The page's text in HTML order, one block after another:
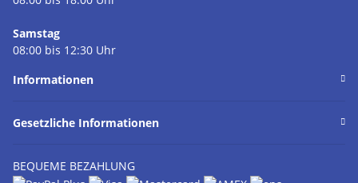
Samstag
08:00 bis 12:30 Uhr
Informationen
Gesetzliche Informationen
BEQUEME BEZAHLUNG